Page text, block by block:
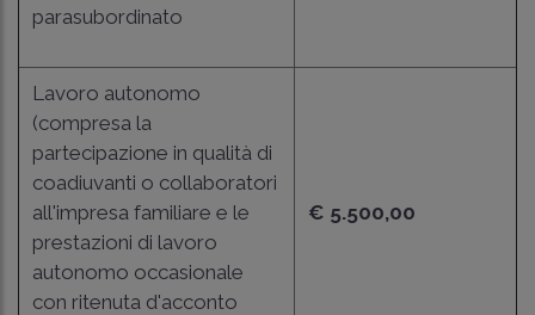
parasubordinato
Lavoro autonomo
(compresa la
partecipazione in qualità di
coadiuvanti o collaboratori
all'impresa familiare e le
prestazioni di lavoro
autonomo occasionale
con ritenuta d'acconto
€ 5.500,00